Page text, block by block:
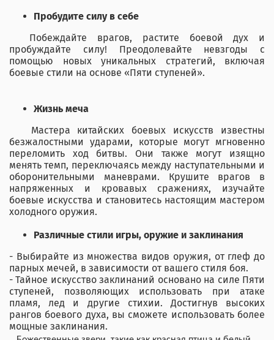
Пробудите силу в себе
Побеждайте врагов, растите боевой дух и
пробуждайте силу! Преодолевайте невзгоды с
помощью новых уникальных стратегий, включая
боевые стили на основе «Пяти ступеней».
Жизнь меча
Мастера китайских боевых искусств известны
безжалостными ударами, которые могут мгновенно
переломить ход битвы. Они также могут изящно
менять темп, переключаясь между наступательными и
оборонительными маневрами. Крушите врагов в
напряженных и кровавых сражениях, изучайте
боевые искусства и становитесь настоящим мастером
холодного оружия.
Различные стили игры, оружие и заклинания
- Выбирайте из множества видов оружия, от глеф до
парных мечей, в зависимости от вашего стиля боя.
- Тайное искусство заклинаний основано на силе Пяти
ступеней, позволяющих использовать при атаке
пламя, лед и другие стихии. Достигнув высоких
рангов боевого духа, вы сможете использовать более
мощные заклинания.